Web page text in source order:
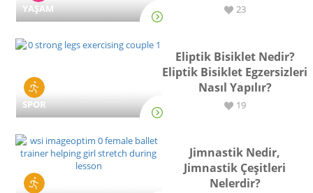
YAŞAM 23
SPOR
Eliptik Bisiklet Nedir?
Eliptik Bisiklet Egzersizleri
Nasıl Yapılır?
19
Jimnastik Nedir,
Jimnastik Çeşitleri
Nelerdir?